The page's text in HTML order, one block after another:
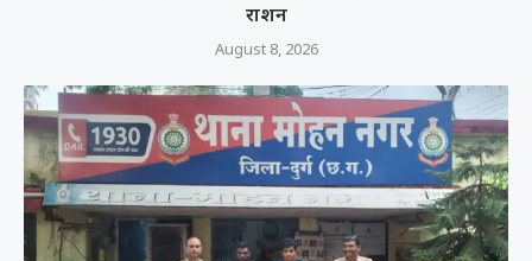
राशन
August 8, 2026